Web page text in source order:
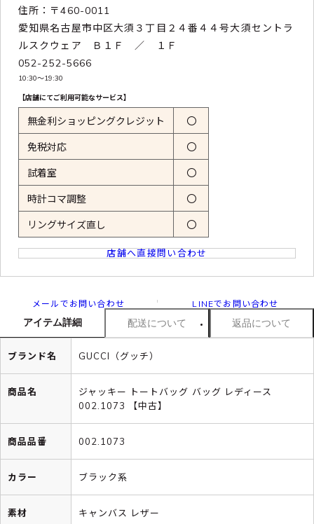
住所：〒460-0011
愛知県名古屋市中区大須３丁目２４番４４号大須セントラ
ルスクウェア Ｂ１Ｆ ／ １Ｆ
052-252-5666
10:30〜19:30
【店舗にてご利用可能なサービス】
無金利ショッピングクレジット 〇
免税対応 〇
試着室 〇
時計コマ調整 〇
リングサイズ直し 〇
店舗へ直接問い合わせ
メールでお問い合わせ LINEでお問い合わせ
アイテム詳細 配送について 返品について
ブランド名 GUCCI（グッチ）
商品名
ジャッキー トートバッグ バッグ レディース
002.1073 【中古】
商品品番 002.1073
カラー ブラック系
素材 キャンバス レザー